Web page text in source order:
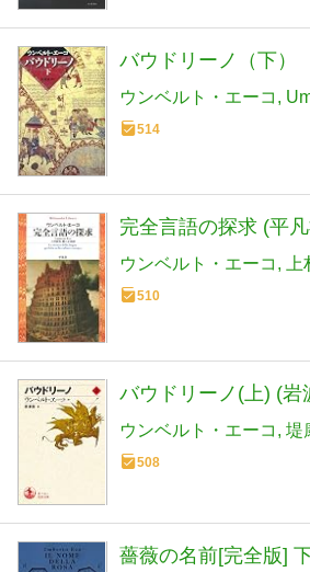
バウドリーノ（下）
ウンベルト・エーコ
514
完全言語の探求 (平
ウンベルト・エーコ
510
バウドリーノ(上) (岩
ウンベルト・エーコ 堤
508
薔薇の名前[完全版]